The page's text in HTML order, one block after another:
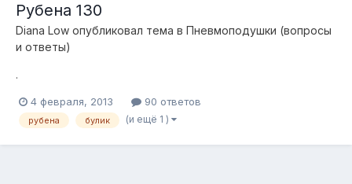
Рубена 130
Diana Low опубликовал тема в Пневмоподушки (вопросы
и ответы)
.
4 февраля, 2013 90 ответов
рубена булик (и ещё 1 )